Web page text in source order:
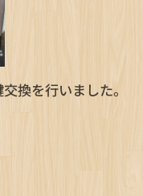
換を行いました。